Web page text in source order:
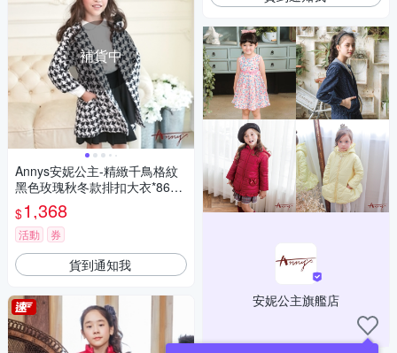
補貨中
Annys安妮公主-精緻千鳥格紋
黑色玫瑰秋冬款排扣大衣*8657
黑色
$1,368
活動 券
貨到通知我
安妮公主旗艦店